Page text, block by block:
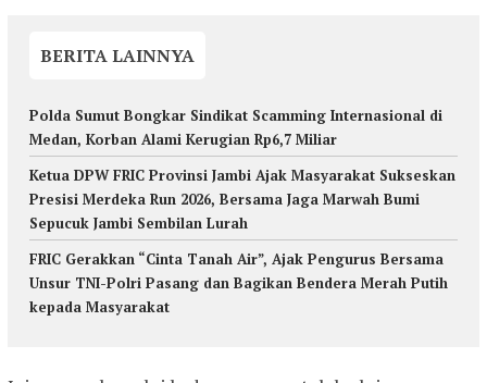
BERITA LAINNYA
Polda Sumut Bongkar Sindikat Scamming Internasional di
Medan, Korban Alami Kerugian Rp6,7 Miliar
Ketua DPW FRIC Provinsi Jambi Ajak Masyarakat Sukseskan
Presisi Merdeka Run 2026, Bersama Jaga Marwah Bumi
Sepucuk Jambi Sembilan Lurah
FRIC Gerakkan “Cinta Tanah Air”, Ajak Pengurus Bersama
Unsur TNI-Polri Pasang dan Bagikan Bendera Merah Putih
kepada Masyarakat